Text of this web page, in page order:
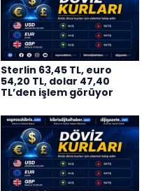
Sterlin 63,45 TL, euro
54,20 TL, dolar 47,40
TL’den işlem görüyor